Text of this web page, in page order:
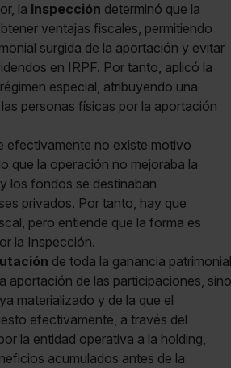
la Inspección determinó que la
ventajas fiscales, permitiendo
surgida de la aportación y evitar
en IRPF. Por tanto, aplicó la
especial, atribuyendo una
personas físicas por la aportación
efectivamente no existe motivo
que la operación no mejoraba la
los fondos se destinaban
privados. Por tanto, hay que
pero entiende que la forma es
la Inspección.
de toda la ganancia patrimonial
aportación de las participaciones, sino
materializado y de la que el
efectivamente, a través del
la entidad operativa a la holding,
acumulados antes de la